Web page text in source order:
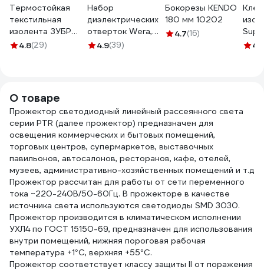
Термостойкая
текстильная
изолента ЗУБР
Авто-Жгут 19 мм х
4.8(29)
Набор
диэлектрических
отверток Wera,
VDE, индикатор
4.9(39)
Бокорезы KENDO
180 мм 10202
4.7(16)
4.7
О товаре
Прожектор светодиодный линейный рассеянного света
серии PTR (далее прожектор) предназначен для
освещения коммерческих и бытовых помещений,
торговых центров, супермаркетов, выставочных
павильонов, автосалонов, ресторанов, кафе, отелей,
музеев, административно-хозяйственных помещений и т.д
Прожектор рассчитан для работы от сети переменного
тока ~220-240В/50-60Гц. В прожекторе в качестве
источника света используются светодиоды SMD 3030.
Прожектор производится в климатическом исполнении
УХЛ4 по ГОСТ 15150-69, предназначен для использования
внутри помещений, нижняя пороговая рабочая
температура +1°C, верхняя +55°C.
Прожектор соответствует классу защиты II от поражения